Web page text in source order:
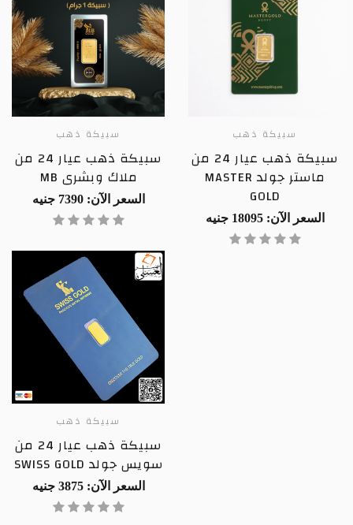
سبيكة ذهب
سبيكة ذهب عيار 24 من
ماستر جولد MASTER
GOLD
السعر الآن: 18095 جنيه
سبيكة ذهب
سبيكة ذهب عيار 24 من
ملاك وبشرى MB
السعر الآن: 7390 جنيه
سبيكة ذهب
سبيكة ذهب عيار 24 من
سويس جولد SWISS GOLD
السعر الآن: 3875 جنيه